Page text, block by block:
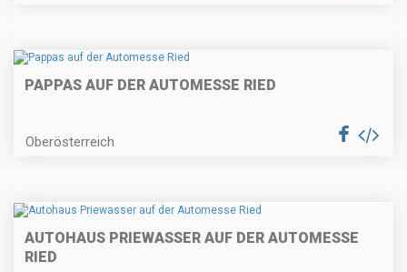
PAPPAS AUF DER AUTOMESSE RIED
Oberösterreich
AUTOHAUS PRIEWASSER AUF DER AUTOMESSE
RIED